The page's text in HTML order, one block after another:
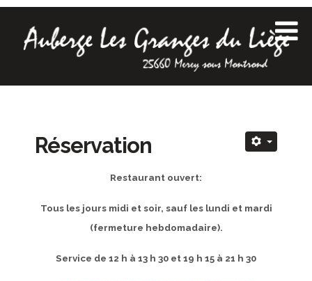
Réservation
Restaurant ouvert:
Tous les jours midi et soir, sauf les lundi et mardi
(fermeture hebdomadaire).
Service de 12 h à 13 h 30 et 19 h 15 à 21 h 30